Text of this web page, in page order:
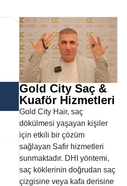
Gold City Saç &
Kuaför Hizmetleri
Gold City Hair, saç
dökülmesi yaşayan kişiler
için etkili bir çözüm
sağlayan Safir hizmetleri
sunmaktadır. DHI yöntemi,
saç köklerinin doğrudan saç
çizgisine veya kafa derisine